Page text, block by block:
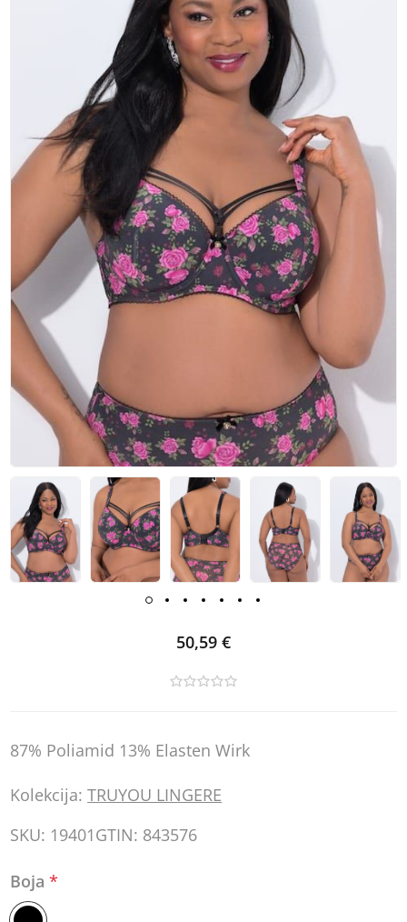
50,59 €
87% Poliamid 13% Elasten Wirk
Kolekcija: TRUYOU LINGERE
SKU: 19401GTIN: 843576
Boja*